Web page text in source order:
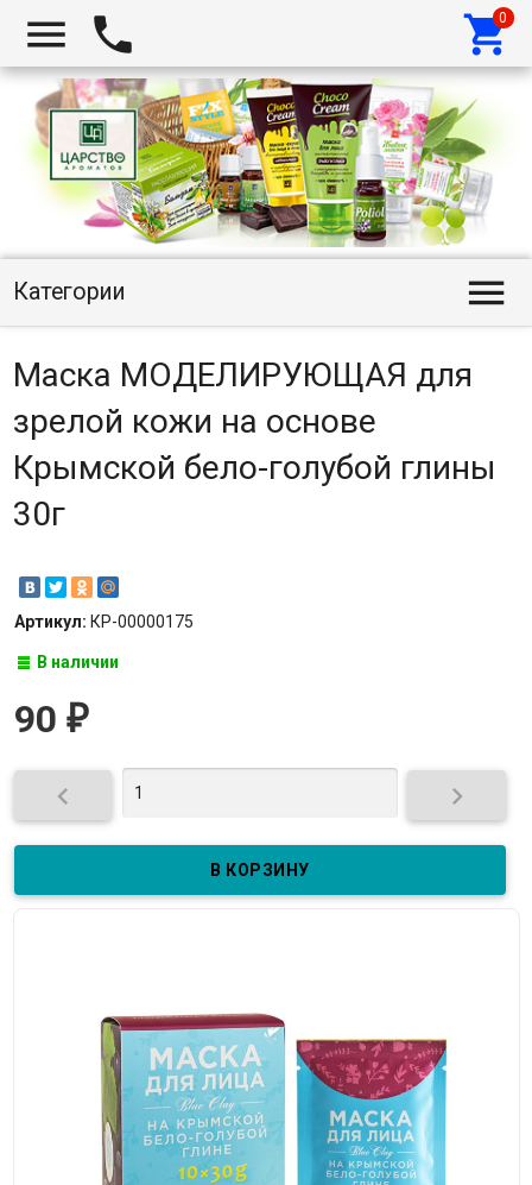
  
Категории 
Маска МОДЕЛИРУЮЩАЯ для
зрелой кожи на основе
Крымской бело-голубой глины
30г
Артикул: КР-00000175
В наличии
90 ₽
 